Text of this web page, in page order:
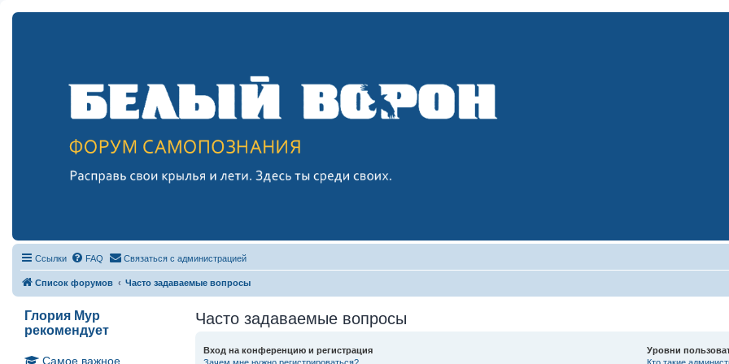
Ссылки FAQ Связаться с администрацией
Список форумов Часто задаваемые вопросы
Глория Мур
рекомендует
Самое важное
Часто задаваемые вопросы
Вход на конференцию и регистрация
Уровни